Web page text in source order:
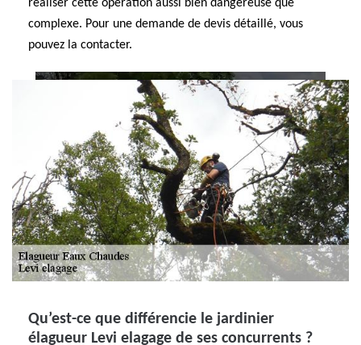
réaliser cette opération aussi bien dangereuse que
complexe. Pour une demande de devis détaillé, vous
pouvez la contacter.
Qu’est-ce que différencie le jardinier
élagueur Levi elagage de ses concurrents ?